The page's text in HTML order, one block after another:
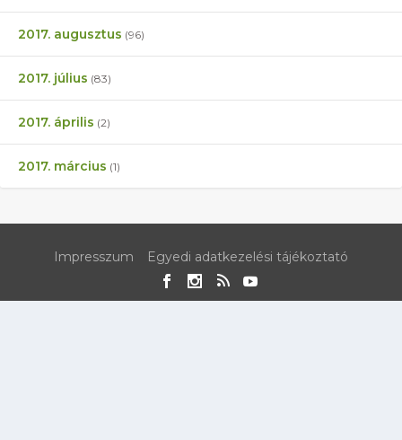
2017. augusztus (96)
2017. július (83)
2017. április (2)
2017. március (1)
Impresszum Egyedi adatkezelési tájékoztató